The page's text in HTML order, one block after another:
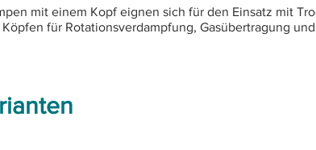
mit einem Kopf eignen sich für den Einsatz mit
für Rotationsverdampfung, Gasübertragung